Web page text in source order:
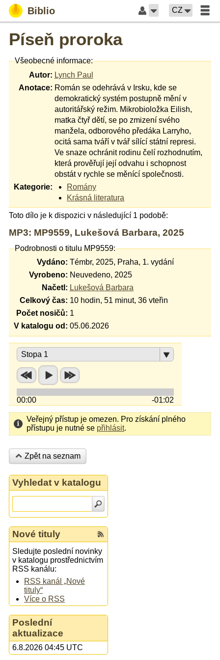
Biblio CZ
Píseň proroka
Všeobecné informace:
Autor: Lynch Paul
Anotace: Román se odehrává v Irsku, kde se
demokratický systém postupně mění v
autoritářský režim. Mikrobioložka Eilish,
matka čtyř dětí, se po zmizení svého
manžela, odborového předáka Larryho,
ocitá sama tváří v tvář sílící státní represi.
Ve snaze ochránit rodinu čelí rozhodnutím,
která prověřují její odvahu i schopnost
obstát v rychle se měnící společnosti.
Kategorie:
Romány
Krásná literatura
Toto dílo je k dispozici v následující 1 podobě:
MP3: MP9559, Lukešová Barbara, 2025
Podrobnosti o titulu MP9559:
Vydáno: Témbr, 2025, Praha, 1. vydání
Vyrobeno: Neuvedeno, 2025
Načetl: Lukešová Barbara
Celkový čas: 10 hodin, 51 minut, 36 vteřin
Počet nosičů: 1
V katalogu od: 05.06.2026
Stopa 1
00:00 -01:02
Veřejný přístup je omezen. Pro získání plného
přístupu je nutné se přihlásit.
Zpět na seznam
Vyhledat v katalogu
Nové tituly
Sledujte poslední novinky
v katalogu prostřednictvím
RSS kanálu:
RSS kanál „Nové
tituly“
Více o RSS
Poslední
aktualizace
6.8.2026 04:45 UTC